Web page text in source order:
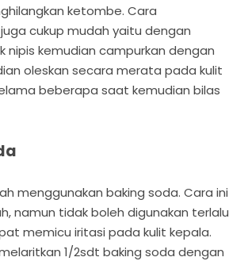
ketombe. Cara
cukup mudah yaitu dengan
nipis kemudian campurkan dengan
oleskan secara merata pada kulit
beberapa saat kemudian bilas
menggunakan baking soda. Cara ini
namun tidak boleh digunakan terlalu
memicu iritasi pada kulit kepala.
1/2sdt baking soda dengan